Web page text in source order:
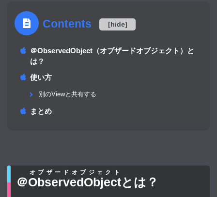
Contents [hide]
＠ObservedObject（オブザードオブジェクト）と
は？
使い方
別のViewと共有する
まとめ
＠ObservedObject
オブザードオブジェクト
とは？